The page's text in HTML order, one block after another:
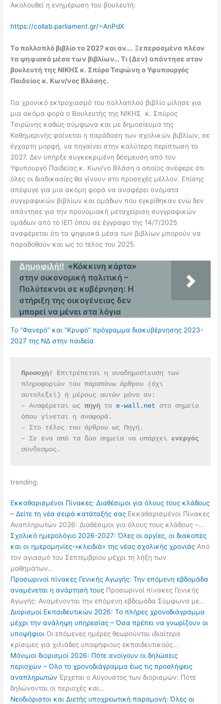
Ακολουθεί η ενημέρωση του βουλευτή:
https://collab.parliament.gr/~AnPdX
Τo πολλαπλό βιβλίο το 2027 και αν…. Ξεπερασμένα πλέον
τα ψηφιακά μέσα των βιβλίων… Τι (Δεν) απάντησε στον
βουλευτή της ΝΙΚΗΣ κ. Σπύρο Τσιρώνη ο Υφυπουργός
Παιδείας κ. Κων/νος Βλάσης.
Για χρονικό εκτροχιασμό του πολλαπλού βιβλίο μίλησε για
μια ακόμα φορά ο Βουλευτής της ΝΙΚΗΣ κ. Σπύρος
Τσιρώνης καθώς σύμφωνα και με δημοσίευμα της
Καθημερινής φαίνεται η παράδοση των σχολικών βιβλίων, σε
έγχαρτη μορφή, να πηγαίνει στην καλύτερη περίπτωση το
2027. Δεν υπήρξε συγκεκριμένη δέσμευση από τον
Υφυπουργό Παιδείας κ. Κων/νο Βλάση ο οποίος ανέφερε ότι
όλες οι διαδικασίες θα γίνουν στο προσεχές μέλλον. Επίσης
απέφυγε για μια ακόμη φορά να αναφέρει ονόματα
συγγραφικών βιβλίων και ομάδων που εγκρίθηκαν ενώ δεν
απάντησε για την προνομιακή μεταχείριση συγγραφικών
ομάδων από το ΙΕΠ όπου σε έγγραφο της 14/7/2025
αναφέρεται ότι τα ψηφιακά μέσα των βιβλίων μπορούν να
παραδοθούν και ως το τέλος του 2025.
Δημοφιλή!! «Κόκκινη κάρτα»
στην οικονομική πολιτική –
Πολύτεκνοι σε κυβέρνηση: Η
στήριξη της οικογένειας δεν
μπορεί να μένει στα λόγια
Το “Φανερό” και “Κρυφό” πρόγραμμα διακυβέρνησης 2023-
2027 της ΝΔ στην παιδεία
Προσοχή!
Επιτρέπεται η αναδημοσίευση των
πληροφοριών του παραπάνω άρθρου (όχι
αυτολεξεί) ή μέρους αυτών μόνο αν:
– Αναφέρεται ως πηγή το e-wall.net στο σημείο
όπου γίνεται η αναφορά.
– Στο τέλος του άρθρου ως Πηγή.
– Σε ένα από τα δύο σημεία να υπάρχει
σύνδεσμος.
trending:
Εκκαθαρισμένοι Πίνακες: Διαθέσιμοι για όλους τους κλάδους
– Δείτε τη νέα σειρά κατάταξής σας Εκκαθαρισμένοι Πίνακες
Αναπληρωτών 2026: Διαθέσιμοι για όλους τους κλάδους –…
Σχολικό ημερολόγιο 2026-2027: Όλες οι αργίες, οι διακοπές
και οι ημερομηνίες-«κλειδιά» της νέας σχολικής χρονιάς Από
τον αγιασμό του Σεπτεμβρίου μέχρι τη λήξη των
μαθημάτων…
Προσωρινοί πίνακες Γενικής Αγωγής: Την επόμενη εβδομάδα
αναμένεται η ανάρτησή τους Προσωρινοί πίνακες Γενικής
Αγωγής: Αναμένονται την επόμενη εβδομάδα Σύμφωνα με…
Διορισμοί Εκπαιδευτικών 2026: Το πλήρες χρονοδιάγραμμα
μέχρι την ανάληψη υπηρεσίας – Όσα πρέπει να γνωρίζουν οι
υποψήφιοι Οι επόμενες ημέρες θεωρούνται ιδιαίτερα
κρίσιμες για χιλιάδες υποψήφιους εκπαιδευτικούς…
Μόνιμοι διορισμοί 2026: Πότε ανοίγουν οι δηλώσεις
περιοχών – Όλο το χρονοδιάγραμμα έως τις προσλήψεις
αναπληρωτών Έρχεται ο Αύγουστος των διορισμών: Πότε
δηλώνονται οι περιοχές και…
Νεοδιόριστοι και Διετής υποχρεωτική παραμονή: Όλες οι